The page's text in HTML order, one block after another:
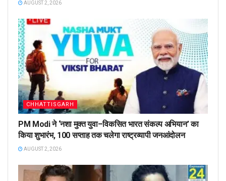
AUGUST 2, 2026
CHHATTISGARH
PM Modi ने ‘नशा मुक्त युवा–विकसित भारत संकल्प अभियान’ का
किया शुभारंभ, 100 सप्ताह तक चलेगा राष्ट्रव्यापी जनआंदोलन
AUGUST 2, 2026